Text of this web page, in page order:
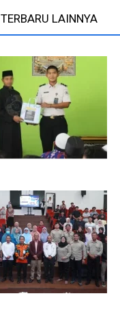
TERBARU LAINNYA